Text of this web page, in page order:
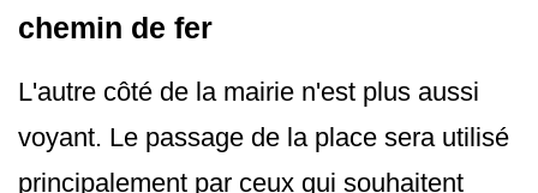
chemin de fer
L'autre côté de la mairie n'est plus aussi
voyant. Le passage de la place sera utilisé
principalement par ceux qui souhaitent